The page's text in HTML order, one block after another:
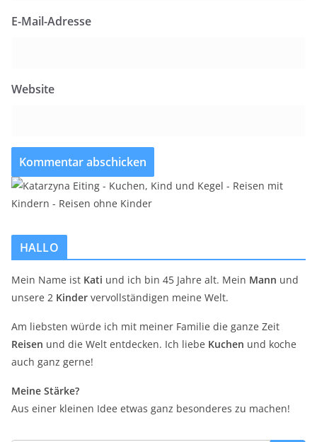
E-Mail-Adresse
Website
HALLO
Mein Name ist Kati und ich bin 45 Jahre alt. Mein Mann und
unsere 2 Kinder vervollständigen meine Welt.
Am liebsten würde ich mit meiner Familie die ganze Zeit
Reisen und die Welt entdecken. Ich liebe Kuchen und koche
auch ganz gerne!
Meine Stärke?
Aus einer kleinen Idee etwas ganz besonderes zu machen!